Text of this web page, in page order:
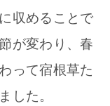
収めることで
が変わり、春
って宿根草た
した。